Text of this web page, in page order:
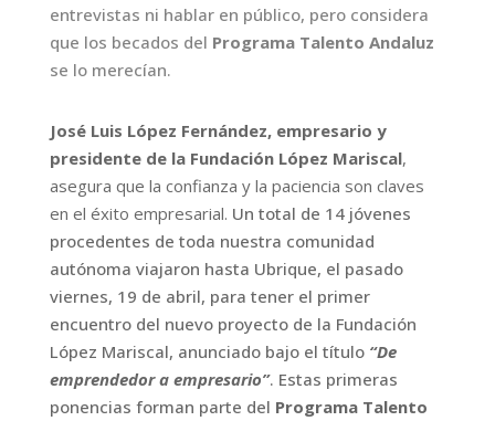
entrevistas ni hablar en público, pero considera
que los becados del Programa Talento Andaluz
se lo merecían.
José Luis López Fernández, empresario y
presidente de la Fundación López Mariscal,
asegura que la confianza y la paciencia son claves
en el éxito empresarial. Un total de 14 jóvenes
procedentes de toda nuestra comunidad
autónoma viajaron hasta Ubrique, el pasado
viernes, 19 de abril, para tener el primer
encuentro del nuevo proyecto de la Fundación
López Mariscal, anunciado bajo el título “De
emprendedor a empresario”. Estas primeras
ponencias forman parte del Programa Talento